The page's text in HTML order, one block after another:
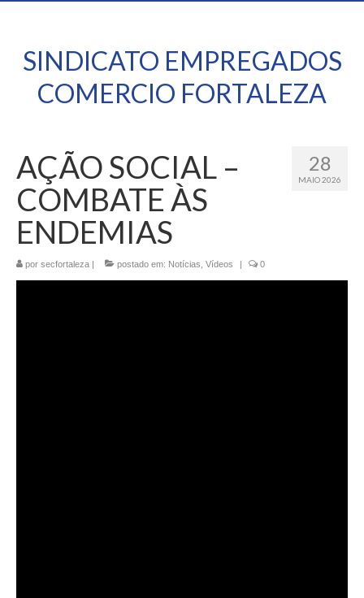
SINDICATO EMPREGADOS
COMERCIO FORTALEZA
28
MAIO 2026
AÇÃO SOCIAL –
COMBATE ÀS
ENDEMIAS
por secfortaleza | postado em: Notícias Vídeos | 0